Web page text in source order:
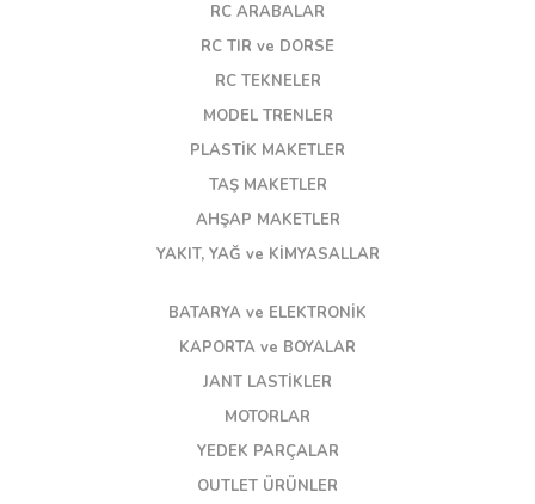
RC ARABALAR
RC TIR ve DORSE
RC TEKNELER
MODEL TRENLER
PLASTİK MAKETLER
TAŞ MAKETLER
AHŞAP MAKETLER
YAKIT, YAĞ ve KİMYASALLAR
BATARYA ve ELEKTRONİK
KAPORTA ve BOYALAR
JANT LASTİKLER
MOTORLAR
YEDEK PARÇALAR
OUTLET ÜRÜNLER